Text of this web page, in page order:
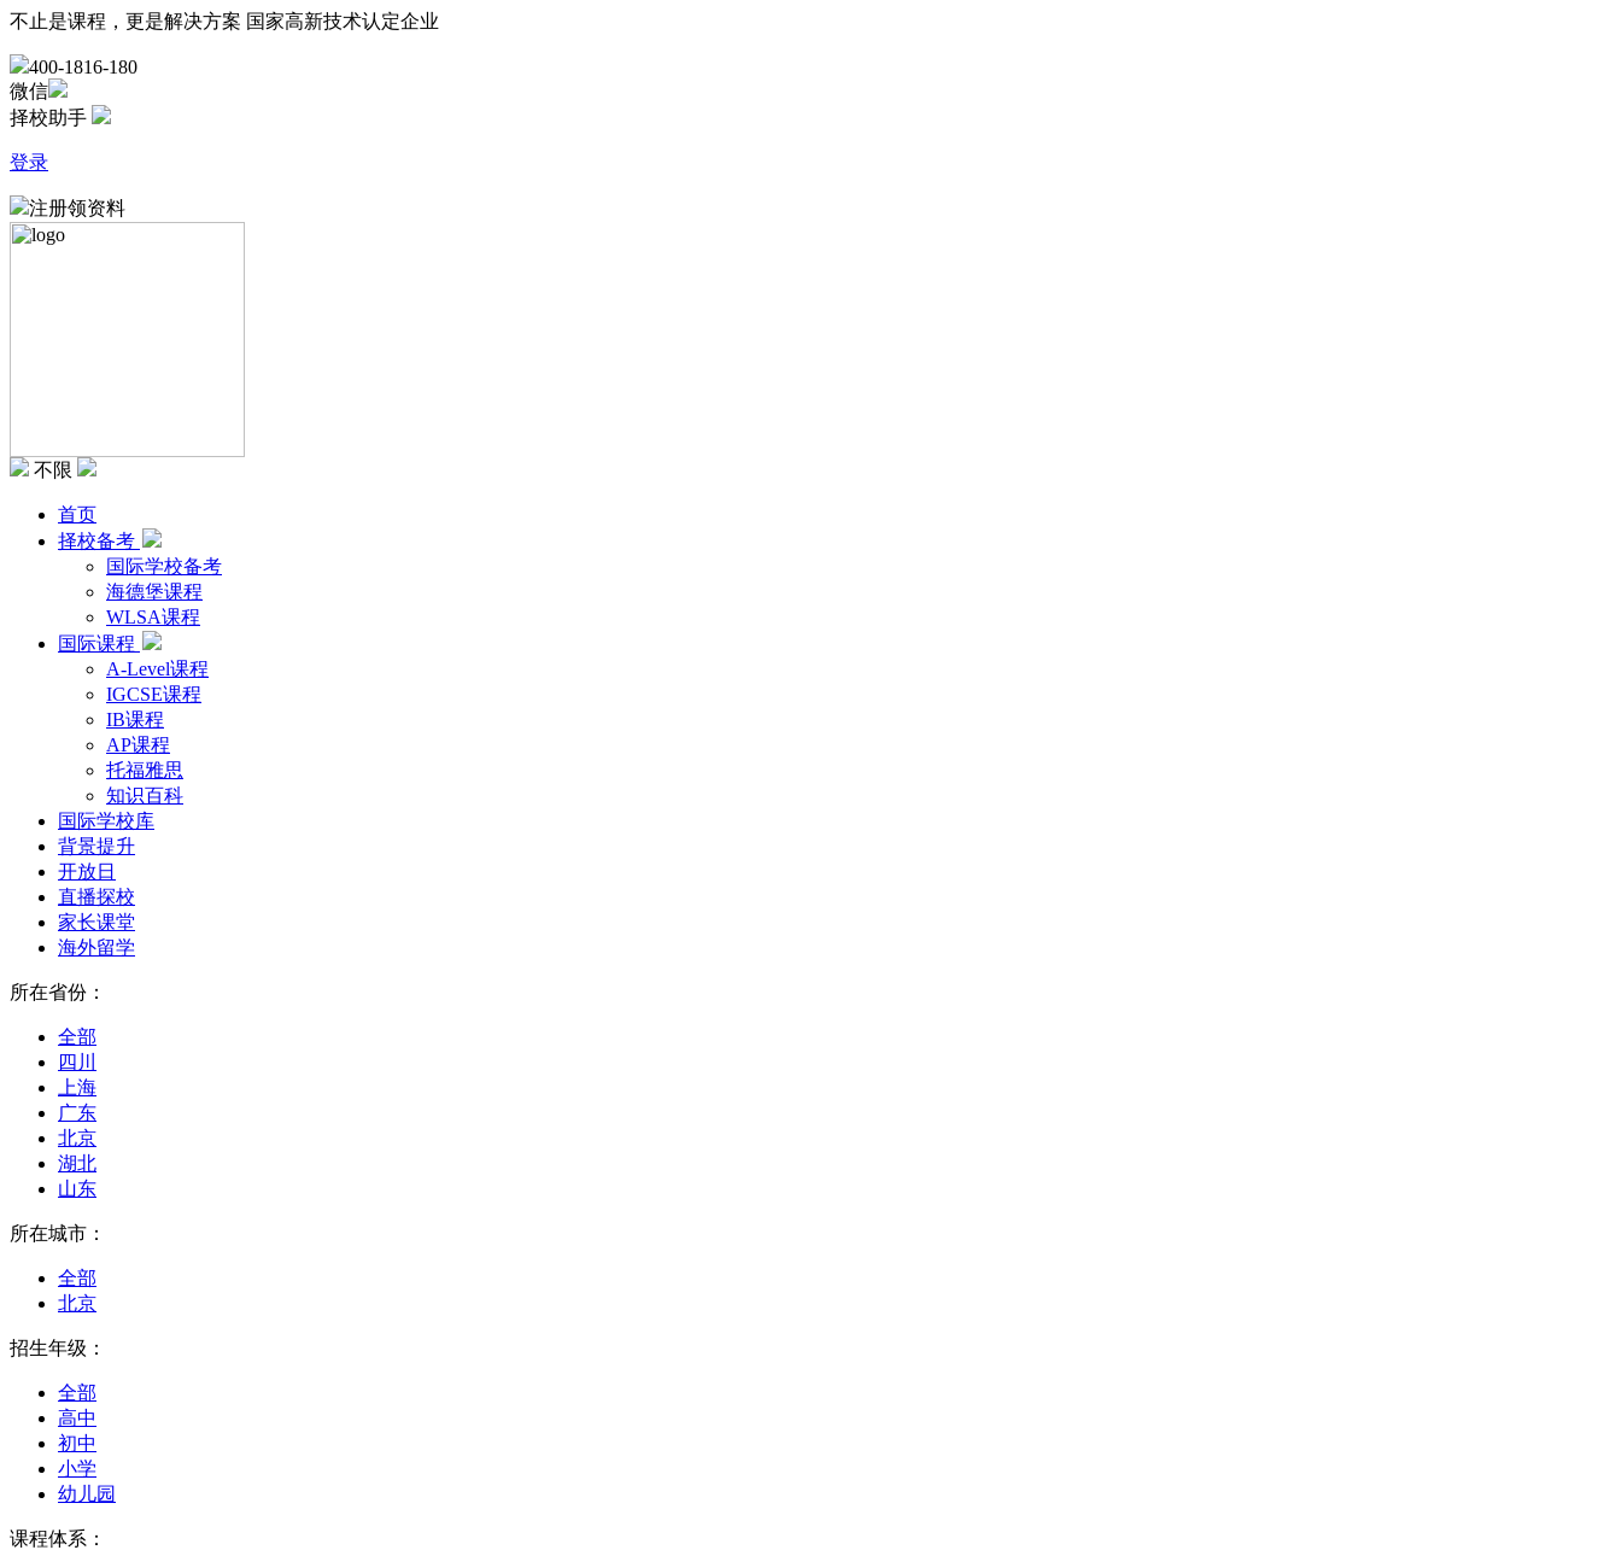
不止是课程，更是解决方案 国家高新技术认定企业
400-1816-180
微信
择校助手
登录
注册领资料
不限
首页
择校备考
国际学校备考
海德堡课程
WLSA课程
国际课程
A-Level课程
IGCSE课程
IB课程
AP课程
托福雅思
知识百科
国际学校库
背景提升
开放日
直播探校
家长课堂
海外留学
所在省份：
全部
四川
上海
广东
北京
湖北
山东
所在城市：
全部
北京
招生年级：
全部
高中
初中
小学
幼儿园
课程体系：